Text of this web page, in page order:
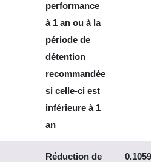
performance
à 1 an ou à la
période de
détention
recommandée
si celle-ci est
inférieure à 1
an
Réduction de
0.105927